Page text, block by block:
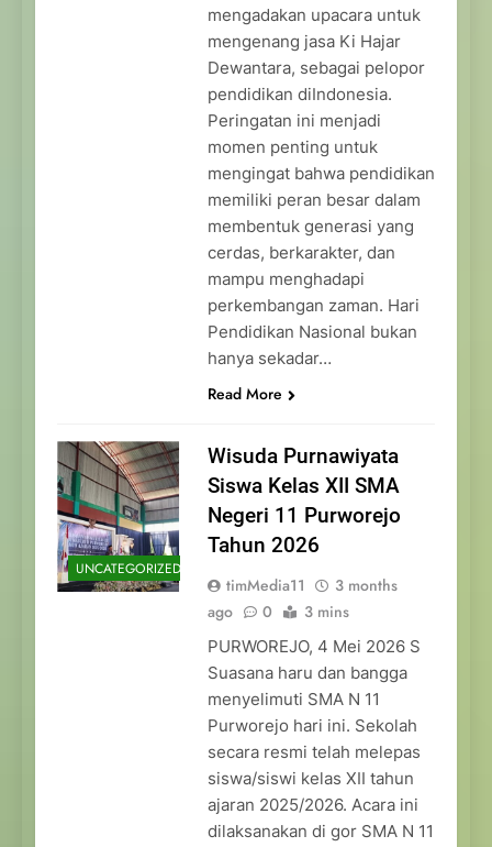
mengadakan upacara untuk
mengenang jasa Ki Hajar
Dewantara, sebagai pelopor
pendidikan diIndonesia.
Peringatan ini menjadi
momen penting untuk
mengingat bahwa pendidikan
memiliki peran besar dalam
membentuk generasi yang
cerdas, berkarakter, dan
mampu menghadapi
perkembangan zaman. Hari
Pendidikan Nasional bukan
hanya sekadar…
Read More
UNCATEGORIZED
Wisuda Purnawiyata
Siswa Kelas XII SMA
Negeri 11 Purworejo
Tahun 2026
timMedia11
3 months
ago
0 3 mins
PURWOREJO, 4 Mei 2026 S
Suasana haru dan bangga
menyelimuti SMA N 11
Purworejo hari ini. Sekolah
secara resmi telah melepas
siswa/siswi kelas XII tahun
ajaran 2025/2026. Acara ini
dilaksanakan di gor SMA N 11